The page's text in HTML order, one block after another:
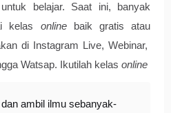
belajar. Saat ini, banyak
kelas online baik gratis atau
di Instagram Live, Webinar,
Watsap. Ikutilah kelas online
ambil ilmu sebanyak-